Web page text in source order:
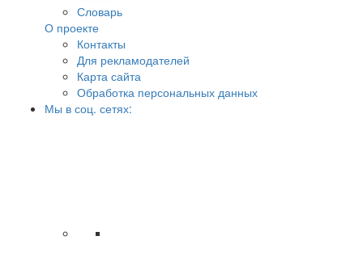
Словарь
О проекте
Контакты
Для рекламодателей
Карта сайта
Обработка персональных данных
Мы в соц. сетях: